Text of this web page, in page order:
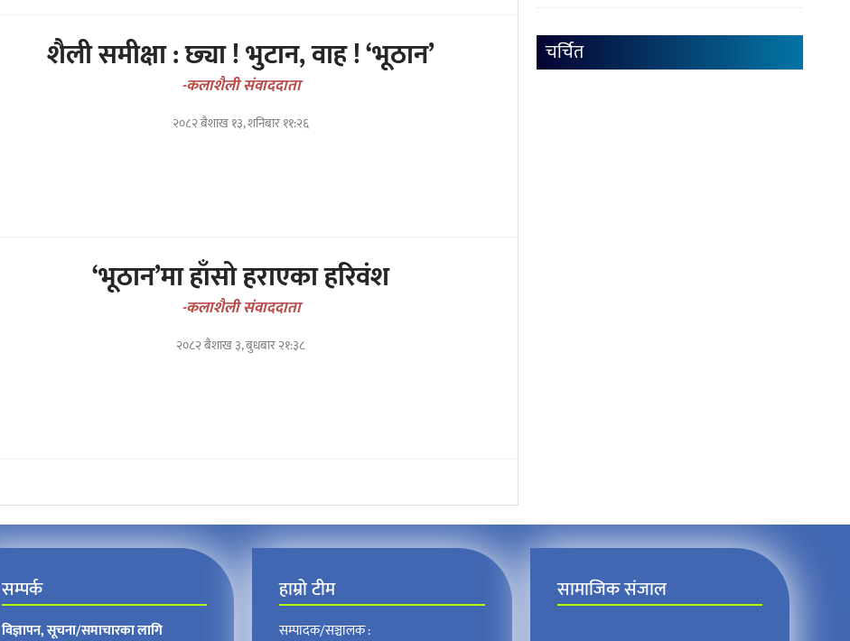
शैली समीक्षा : छ्या ! भुटान, वाह ! ‘भूठान’
-कलाशैली संवाददाता
२०८२ बैशाख १३, शनिबार ११:२६
‘भूठान’मा हाँसो हराएका हरिवंश
-कलाशैली संवाददाता
२०८२ बैशाख ३, बुधबार २१:३८
चर्चित
सम्पर्क
विज्ञापन, सूचना/समाचारका लागि
हाम्रो टीम
सम्पादक/सञ्चालक :
सामाजिक संजाल